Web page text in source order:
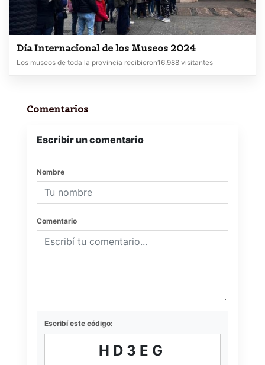
Día Internacional de los Museos 2024
Los museos de toda la provincia recibieron16.988 visitantes
Comentarios
Escribir un comentario
Nombre
Comentario
Escribí este código:
HD3EG